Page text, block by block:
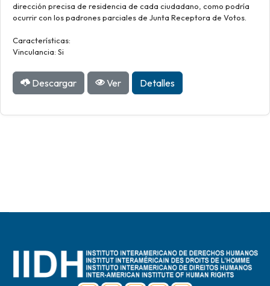
dirección precisa de residencia de cada ciudadano, como podría
ocurrir con los padrones parciales de Junta Receptora de Votos.
Características:
Vinculancia: Si
Descargar Ver Detalles